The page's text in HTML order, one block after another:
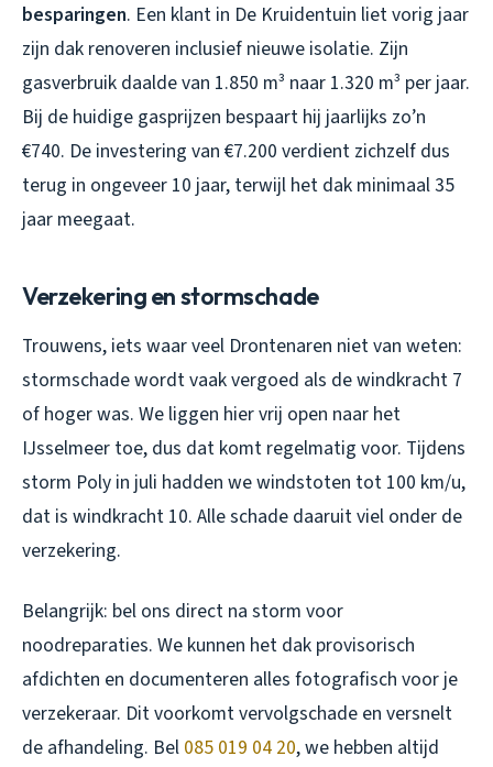
besparingen. Een klant in De Kruidentuin liet vorig jaar
zijn dak renoveren inclusief nieuwe isolatie. Zijn
gasverbruik daalde van 1.850 m³ naar 1.320 m³ per jaar.
Bij de huidige gasprijzen bespaart hij jaarlijks zo’n
€740. De investering van €7.200 verdient zichzelf dus
terug in ongeveer 10 jaar, terwijl het dak minimaal 35
jaar meegaat.
Verzekering en stormschade
Trouwens, iets waar veel Drontenaren niet van weten:
stormschade wordt vaak vergoed als de windkracht 7
of hoger was. We liggen hier vrij open naar het
IJsselmeer toe, dus dat komt regelmatig voor. Tijdens
storm Poly in juli hadden we windstoten tot 100 km/u,
dat is windkracht 10. Alle schade daaruit viel onder de
verzekering.
Belangrijk: bel ons direct na storm voor
noodreparaties. We kunnen het dak provisorisch
afdichten en documenteren alles fotografisch voor je
verzekeraar. Dit voorkomt vervolgschade en versnelt
de afhandeling. Bel 085 019 04 20, we hebben altijd